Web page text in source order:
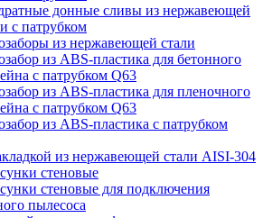
донные сливы из нержавеющей
с патрубком
из нержавеющей стали
из ABS-пластика для бетонного
с патрубком Q63
из ABS-пластика для пленочного
с патрубком Q63
из ABS-пластика с патрубком
из нержавеющей стали AISI-304
стеновые
стеновые для подключения
пылесоса